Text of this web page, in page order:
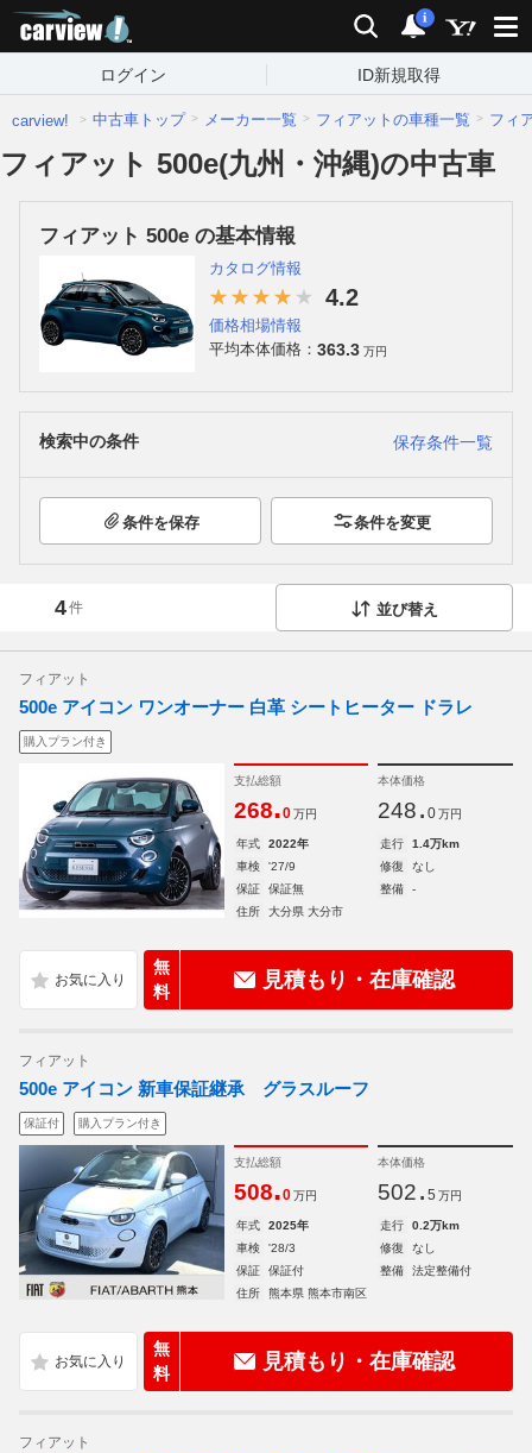
検索 通知
i
ログイン ID新規取得
carview! 中古車トップ メーカー一覧 フィアットの車種一覧 フィ
フィアット 500e(九州・沖縄)の中古車
フィアット 500e の基本情報
カタログ情報
4.2
価格相場情報
平均本体価格： 363.3 万円
検索中の条件 保存条件一覧
条件を保存 条件を変更
4件 並び替え
フィアット
500e アイコン ワンオーナー 白革 シートヒーター ドラレ
購入プラン付き
支払総額
268.0 万円
本体価格
248. 0 万円
年式 2022年 走行
1.4万km
車検
'27/9 修復
なし
保証
保証無 整備
-
住所
大分県 大分市
無
料
見積もり・在庫確認
フィアット
500e アイコン 新車保証継承 グラスルーフ
保証付 購入プラン付き
支払総額
508.0 万円
本体価格
502. 5 万円
年式 2025年 走行
0.2万km
車検
'28/3 修復
なし
保証
保証付 整備
法定整備付
住所
熊本県 熊本市南区
無
料
見積もり・在庫確認
フィアット